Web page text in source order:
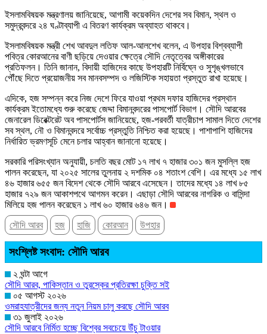
ইসলামবিষয়ক মন্ত্রণালয় জানিয়েছে, আগামী কয়েকদিন দেশের সব বিমান, স্থল ও
সমুদ্রবন্দরে ২৪ ঘণ্টাব্যাপী এ বিতরণ কার্যক্রম অব্যাহত থাকবে।
ইসলামবিষয়ক মন্ত্রী শেখ আবদুল লতিফ আল-আলশেখ বলেন, এ উপহার বিশ্বব্যাপী
পবিত্র কোরআনের বাণী ছড়িয়ে দেওয়ার ক্ষেত্রে সৌদি নেতৃত্বের অঙ্গীকারের
প্রতিফলন। তিনি জানান, বিদায়ী হাজিদের কাছে উপহারটি নির্বিঘ্নে ও সুশৃঙ্খলভাবে
পৌঁছে দিতে প্রয়োজনীয় সব মানবসম্পদ ও লজিস্টিক সহায়তা প্রস্তুত রাখা হয়েছে।
এদিকে, হজ সম্পন্ন করে নিজ দেশে ফিরে যাওয়া প্রথম দফার হাজিদের প্রস্থান
কার্যক্রম ইতোমধ্যে শুরু করেছে জেদ্দা বিমানবন্দরের পাসপোর্ট বিভাগ। সৌদি আরবের
জেনারেল ডিরেক্টরেট অব পাসপোর্টস জানিয়েছে, হজ-পরবর্তী যাত্রীচাপ সামাল দিতে দেশের
সব স্থল, নৌ ও বিমানবন্দরে সর্বোচ্চ প্রস্তুতি নিশ্চিত করা হয়েছে। পাশাপাশি হাজিদের
নির্ধারিত ভ্রমণসূচি মেনে চলার আহ্বান জানানো হয়েছে।
সরকারি পরিসংখ্যান অনুযায়ী, চলতি বছর মোট ১৭ লাখ ৭ হাজার ৩০১ জন মুসল্লি হজ
পালন করেছেন, যা ২০২৫ সালের তুলনায় ২ দশমিক ০৪ শতাংশ বেশি। এর মধ্যে ১৫ লাখ
৪৬ হাজার ৬৫৫ জন বিদেশ থেকে সৌদি আরবে এসেছেন। তাদের মধ্যে ১৪ লাখ ৮৫
হাজার ৭২৯ জন আকাশপথে আগমন করেন। এছাড়া সৌদি আরবের নাগরিক ও বাসিন্দা
মিলিয়ে হজ পালন করেছেন ১ লাখ ৬০ হাজার ৬৪৬ জন।
সৌদি আরব
হজ হাজি কোরআন উপহার
সংশ্লিষ্ট সংবাদ: সৌদি আরব
২ ঘন্টা আগে
সৌদি আরব, পাকিস্তান ও তুরস্কের প্রতিরক্ষা চুক্তি সই
০৫ আগস্ট ২০২৬
ওমরাহযাত্রীদের জন্য নতুন নিয়ম চালু করছে সৌদি আরব
৩১ জুলাই ২০২৬
সৌদি আরবে নির্মিত হচ্ছে বিশ্বের সবচেয়ে উঁচু টাওয়ার